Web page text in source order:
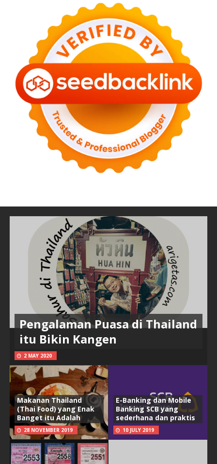
Pengalaman Puasa di Thailand
itu Bikin Kangen
2 MAY 2020
Makanan Thailand
(Thai Food) yang Enak
Banget itu Adalah
28 NOVEMBER 2019
E-Banking dan Mobile
Banking SCB yang
sederhana dan praktis
10 JULY 2019